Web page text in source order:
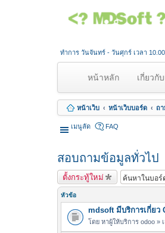
ทำการ วันจันทร์ - วันศุกร์ เวลา
หน้าหลัก(
u
r
t
)
เกี่ยวกั
หน้าเว็บ หน้าเว็บบอร์ด ถ
เมนูลัด FAQ
สอบถามข้อมูลทั่วไป
ตั้งกระทู้ใหม่
หัวข้อ
mdsoft มีบริการเกี่ยว
โดย หาผู้ให้บริการ odoo »